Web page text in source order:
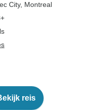
City, Montreal
reis